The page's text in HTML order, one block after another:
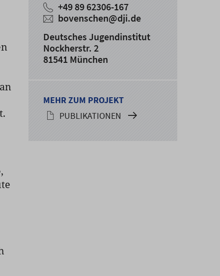
+49 89 62306-167
bovenschen@dji.de
Deutsches Jugendinstitut
Nockherstr. 2
81541 München
MEHR ZUM PROJEKT
PUBLIKATIONEN